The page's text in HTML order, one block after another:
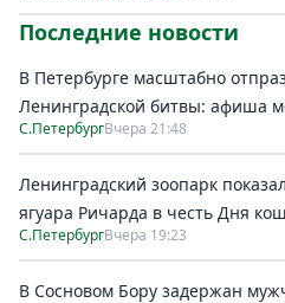
Последние новости
В Петербурге масштабно
Ленинградской битвы: афиша
С.ПетербургВчера 21:48
Ленинградский зоопарк
ягуара Ричарда в честь Дня
С.ПетербургВчера 19:23
В Сосновом Бору задержан